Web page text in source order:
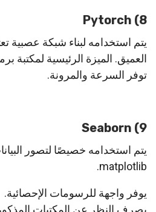
8) Pytorch
يتم استخدامه لبناء شبكة عصبية
توفر السرعة والمرونة.
9) Seaborn
يتم استخدامه خصيصًا لتصور
matplotlib.
يوفر واجهة للرسومات الإحصائية.
بصرف النظر عن المكتبات